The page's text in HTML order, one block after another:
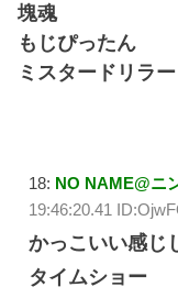
塊魂
もじぴったん
ミスタードリラー
18: NO NAME@ニ
19:46:20.41
かっこいい感じ
タイムショー